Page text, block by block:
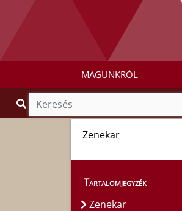
MAGUNKRÓL
Zenekar
Tartalomjegyzék
Zenekar